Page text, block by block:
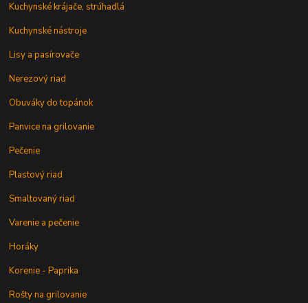
Kuchynské krájače, strúhadlá
Kuchynské nástroje
Lisy a pasírovače
Nerezový riad
Obuváky do topánok
Panvice na grilovanie
Pečenie
Plastový riad
Smaltovaný riad
Varenie a pečenie
Horáky
Korenie - Paprika
Rošty na grilovanie